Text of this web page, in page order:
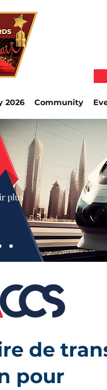
2026 Community
plus
de
pour